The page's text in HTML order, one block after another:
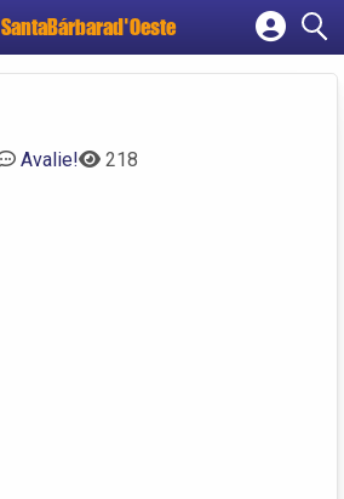
SantaBárbarad'Oeste
Cadastrar empresa
Avalie! 218